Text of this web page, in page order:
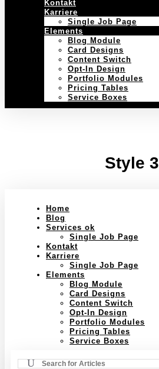
Kontakt
Karriere
Single Job Page
Elements
Blog Module
Card Designs
Content Switch
Opt-In Design
Portfolio Modules
Pricing Tables
Service Boxes
Style 3
Home
Blog
Services ok
Single Job Page
Kontakt
Karriere
Single Job Page
Elements
Blog Module
Card Designs
Content Switch
Opt-In Design
Portfolio Modules
Pricing Tables
Service Boxes
Suchen